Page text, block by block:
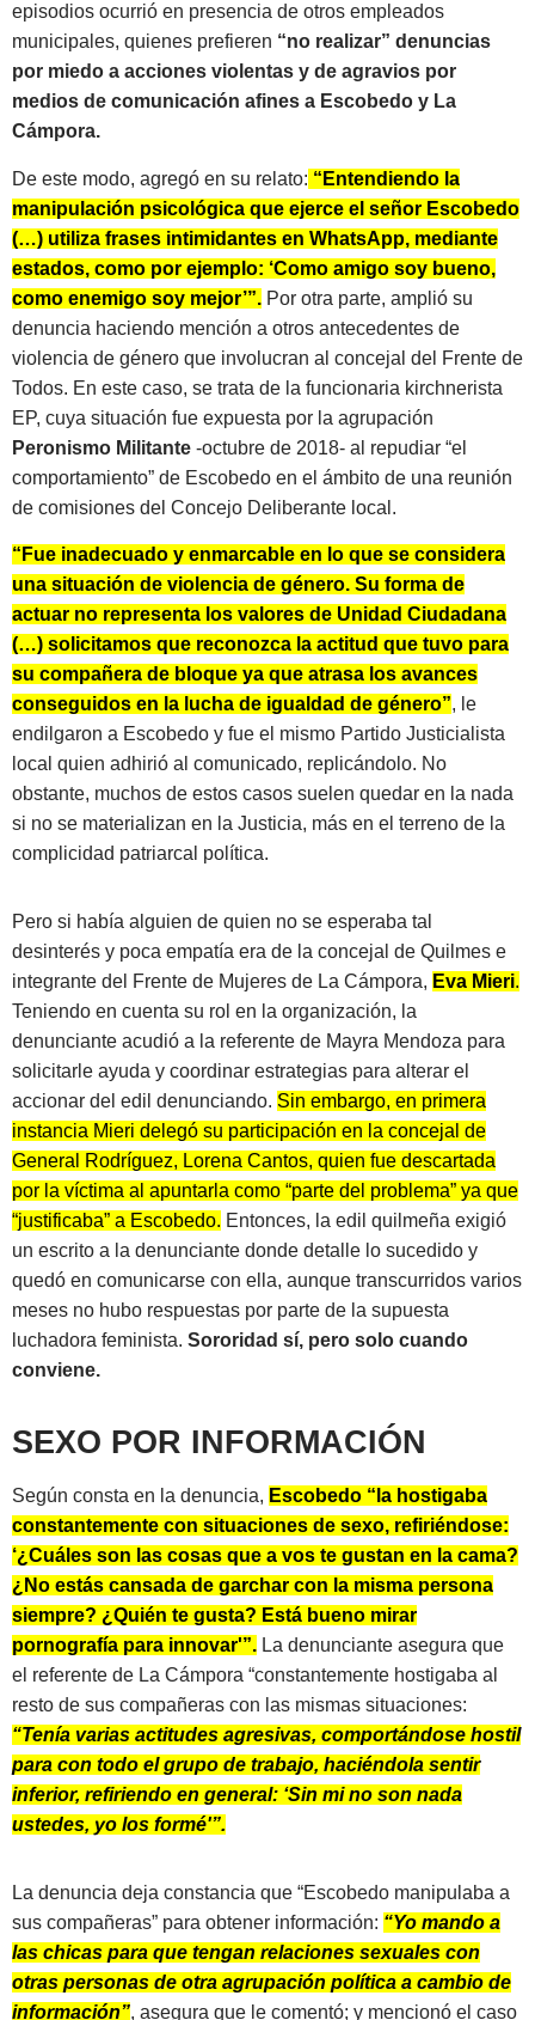
episodios ocurrió en presencia de otros empleados
municipales, quienes prefieren “no realizar” denuncias
por miedo a acciones violentas y de agravios por
medios de comunicación afines a Escobedo y La
Cámpora.
De este modo, agregó en su relato: “Entendiendo la
manipulación psicológica que ejerce el señor Escobedo
(…) utiliza frases intimidantes en WhatsApp, mediante
estados, como por ejemplo: ‘Como amigo soy bueno,
como enemigo soy mejor’”. Por otra parte, amplió su
denuncia haciendo mención a otros antecedentes de
violencia de género que involucran al concejal del Frente de
Todos. En este caso, se trata de la funcionaria kirchnerista
EP, cuya situación fue expuesta por la agrupación
Peronismo Militante -octubre de 2018- al repudiar “el
comportamiento” de Escobedo en el ámbito de una reunión
de comisiones del Concejo Deliberante local.
“Fue inadecuado y enmarcable en lo que se considera
una situación de violencia de género. Su forma de
actuar no representa los valores de Unidad Ciudadana
(…) solicitamos que reconozca la actitud que tuvo para
su compañera de bloque ya que atrasa los avances
conseguidos en la lucha de igualdad de género”, le
endilgaron a Escobedo y fue el mismo Partido Justicialista
local quien adhirió al comunicado, replicándolo. No
obstante, muchos de estos casos suelen quedar en la nada
si no se materializan en la Justicia, más en el terreno de la
complicidad patriarcal política.
Pero si había alguien de quien no se esperaba tal
desinterés y poca empatía era de la concejal de Quilmes e
integrante del Frente de Mujeres de La Cámpora, Eva Mieri.
Teniendo en cuenta su rol en la organización, la
denunciante acudió a la referente de Mayra Mendoza para
solicitarle ayuda y coordinar estrategias para alterar el
accionar del edil denunciando. Sin embargo, en primera
instancia Mieri delegó su participación en la concejal de
General Rodríguez, Lorena Cantos, quien fue descartada
por la víctima al apuntarla como “parte del problema” ya que
“justificaba” a Escobedo. Entonces, la edil quilmeña exigió
un escrito a la denunciante donde detalle lo sucedido y
quedó en comunicarse con ella, aunque transcurridos varios
meses no hubo respuestas por parte de la supuesta
luchadora feminista. Sororidad sí, pero solo cuando
conviene.
SEXO POR INFORMACIÓN
Según consta en la denuncia, Escobedo “la hostigaba
constantemente con situaciones de sexo, refiriéndose:
‘¿Cuáles son las cosas que a vos te gustan en la cama?
¿No estás cansada de garchar con la misma persona
siempre? ¿Quién te gusta? Está bueno mirar
pornografía para innovar'”. La denunciante asegura que
el referente de La Cámpora “constantemente hostigaba al
resto de sus compañeras con las mismas situaciones:
“Tenía varias actitudes agresivas, comportándose hostil
para con todo el grupo de trabajo, haciéndola sentir
inferior, refiriendo en general: ‘Sin mi no son nada
ustedes, yo los formé'”.
La denuncia deja constancia que “Escobedo manipulaba a
sus compañeras” para obtener información: “Yo mando a
las chicas para que tengan relaciones sexuales con
otras personas de otra agrupación política a cambio de
información”, asegura que le comentó; y mencionó el caso